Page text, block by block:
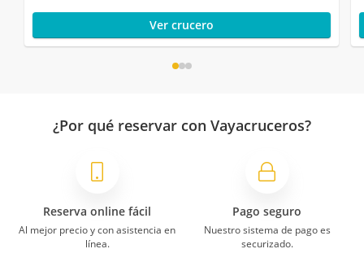
Ver crucero
¿Por qué reservar con Vayacruceros?
Reserva online fácil
Al mejor precio y con asistencia en
línea.
Pago seguro
Nuestro sistema de pago es
securizado.